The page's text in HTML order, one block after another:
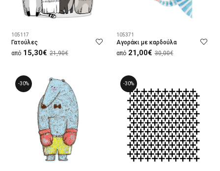
105117
Γατούλες
από 15,30€ 21,90€
105371
Αγοράκι με καρδούλα
από 21,00€ 30,00€
-30% -30%